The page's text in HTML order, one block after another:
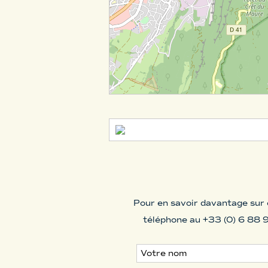
Pour en savoir davantage
téléphone au +33 (0) 6 88